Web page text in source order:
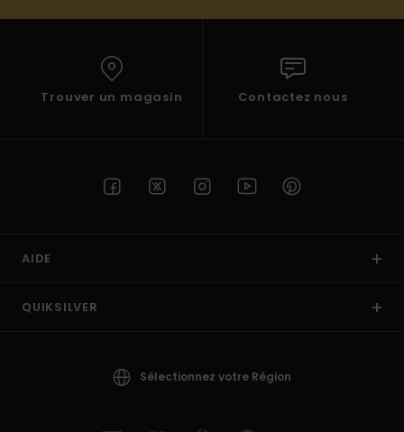
Trouver un magasin Contactez nous
AIDE
QUIKSILVER
Sélectionnez votre Région